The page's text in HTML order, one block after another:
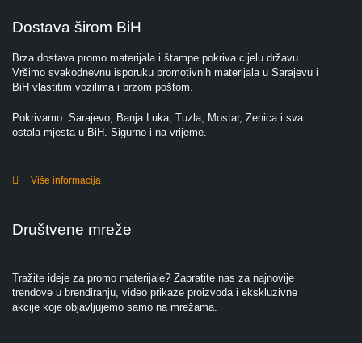
Dostava širom BiH
Brza dostava promo materijala i štampe pokriva cijelu državu.
Vršimo svakodnevnu isporuku promotivnih materijala u Sarajevu i
BiH vlastitim vozilima i brzom poštom.
Pokrivamo: Sarajevo, Banja Luka, Tuzla, Mostar, Zenica i sva
ostala mjesta u BiH. Sigurno i na vrijeme.
Više informacija
Društvene mreže
Tražite ideje za promo materijale? Zapratite nas za najnovije
trendove u brendiranju, video prikaze proizvoda i ekskluzivne
akcije koje objavljujemo samo na mrežama.